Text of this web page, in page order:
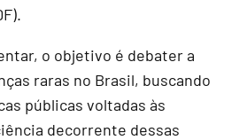
o objetivo é debater a
raras no Brasil, buscando
públicas voltadas às
decorrente dessas